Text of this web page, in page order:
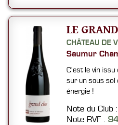
LE
CHÂTEAU DE
Saumur
C'est le vin issu
sur un sous sol
énergie !
Note du Club
Note RVF :